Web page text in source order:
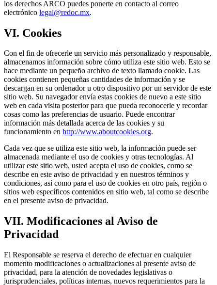
los derechos ARCO puedes ponerte en contacto al correo
electrónico legal@redoc.mx.
VI. Cookies
Con el fin de ofrecerle un servicio más personalizado y responsable,
almacenamos información sobre cómo utiliza este sitio web. Esto se
hace mediante un pequeño archivo de texto llamado cookie. Las
cookies contienen pequeñas cantidades de información y se
descargan en su ordenador u otro dispositivo por un servidor de este
sitio web. Su navegador envía estas cookies de nuevo a este sitio
web en cada visita posterior para que pueda reconocerle y recordar
cosas como las preferencias de usuario. Puede encontrar
información más detallada acerca de las cookies y su
funcionamiento en http://www.aboutcookies.org.
Cada vez que se utiliza este sitio web, la información puede ser
almacenada mediante el uso de cookies y otras tecnologías. Al
utilizar este sitio web, usted acepta el uso de cookies, como se
describe en este aviso de privacidad y en nuestros términos y
condiciones, así como para el uso de cookies en otro país, región o
sitios web específicos contenidos en sitio web, tal como se describe
en el presente aviso de privacidad.
VII. Modificaciones al Aviso de
Privacidad
El Responsable se reserva el derecho de efectuar en cualquier
momento modificaciones o actualizaciones al presente aviso de
privacidad, para la atención de novedades legislativas o
jurisprudenciales, políticas internas, nuevos requerimientos para la